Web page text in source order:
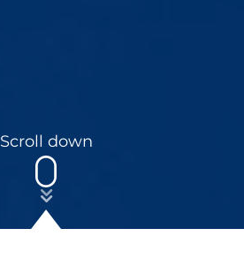
Scroll down